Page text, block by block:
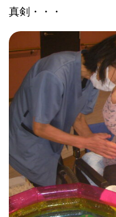
真剣・・・